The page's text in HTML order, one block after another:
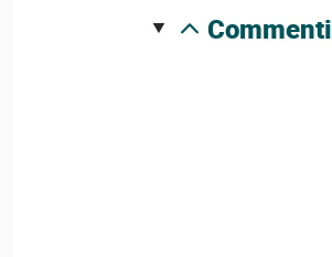
commenti